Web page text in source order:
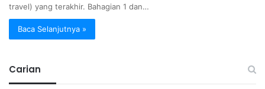
travel) yang terakhir. Bahagian 1 dan…
Baca Selanjutnya »
Carian